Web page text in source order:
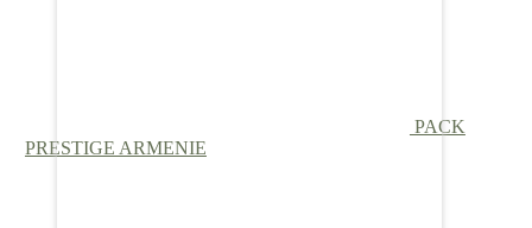
PACK
PRESTIGE ARMENIE